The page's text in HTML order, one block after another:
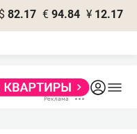
$ 82.17 € 94.84 ¥ 12.17